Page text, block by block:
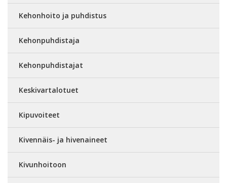
Kehonhoito ja puhdistus
Kehonpuhdistaja
Kehonpuhdistajat
Keskivartalotuet
Kipuvoiteet
Kivennäis- ja hivenaineet
Kivunhoitoon